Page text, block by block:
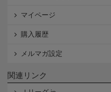
マイページ
購入履歴
メルマガ設定
関連リンク